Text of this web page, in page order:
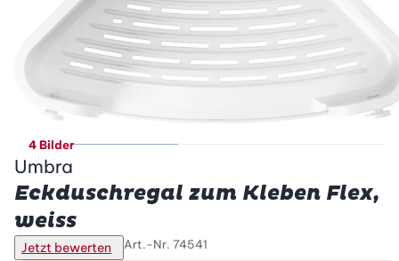
4 Bilder
Umbra
Eckduschregal zum Kleben Flex,
weiss
Jetzt bewerten Art.-Nr. 74541